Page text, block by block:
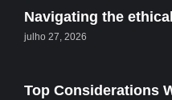
Navigating the
julho 27, 2026
Top Considerations